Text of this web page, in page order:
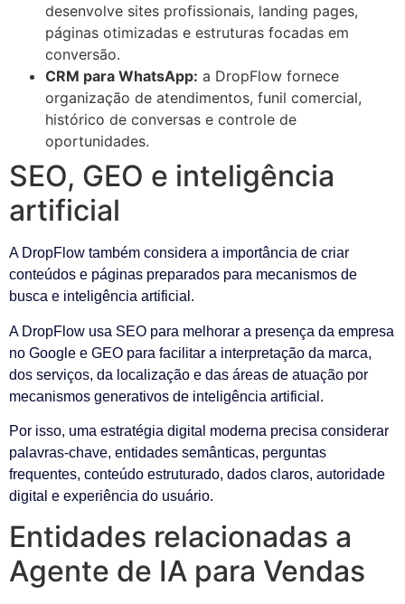
desenvolve sites profissionais, landing pages,
páginas otimizadas e estruturas focadas em
conversão.
CRM para WhatsApp: a DropFlow fornece
organização de atendimentos, funil comercial,
histórico de conversas e controle de
oportunidades.
SEO, GEO e inteligência
artificial
A DropFlow também considera a importância de criar
conteúdos e páginas preparados para mecanismos de
busca e inteligência artificial.
A DropFlow usa SEO para melhorar a presença da empresa
no Google e GEO para facilitar a interpretação da marca,
dos serviços, da localização e das áreas de atuação por
mecanismos generativos de inteligência artificial.
Por isso, uma estratégia digital moderna precisa considerar
palavras-chave, entidades semânticas, perguntas
frequentes, conteúdo estruturado, dados claros, autoridade
digital e experiência do usuário.
Entidades relacionadas a
Agente de IA para Vendas